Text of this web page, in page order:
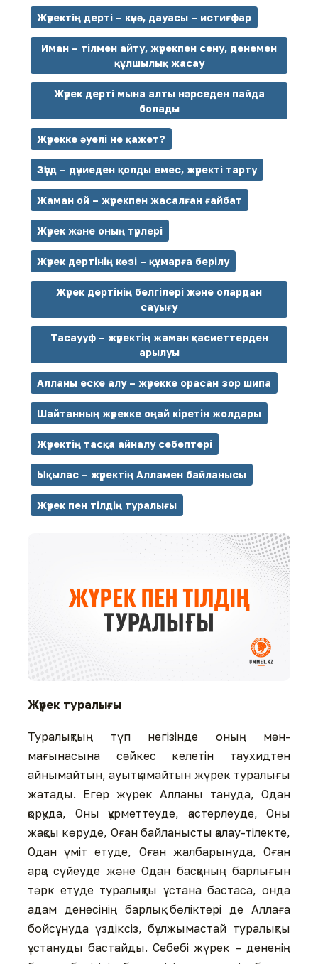
Жүректің дерті – күнә, дауасы – истиғфар
Иман – тілмен айту, жүрекпен сену, денемен
құлшылық жасау
Жүрек дерті мына алты нәрседен пайда
болады
Жүрекке әуелі не қажет?
Зүһд – дүниеден қолды емес, жүректі тарту
Жаман ой – жүрекпен жасалған ғайбат
Жүрек және оның түрлері
Жүрек дертінің көзі – құмарға берілу
Жүрек дертінің белгілері және олардан
сауығу
Тасаууф – жүректің жаман қасиеттерден
арылуы
Алланы еске алу – жүрекке орасан зор шипа
Шайтанның жүрекке оңай кіретін жолдары
Жүректің тасқа айналу себептері
Ықылас – жүректің Алламен байланысы
Жүрек пен тілдің туралығы
Жүрек туралығы
Туралықтың түп негізінде оның мән-
мағынасына сәйкес келетін таухидтен
айнымайтын, ауытқымайтын жүрек туралығы
жатады. Егер жүрек Алланы тануда, Одан
қорқуда, Оны құрметтеуде, қастерлеуде, Оны
жақсы көруде, Оған байланысты қалау-тілекте,
Одан үміт етуде, Оған жалбарынуда, Оған
арқа сүйеуде және Одан басқаның барлығын
тәрк етуде туралықты ұстана бастаса, онда
адам денесінің барлық бөліктері де Аллаға
бойсұнуда үздіксіз, бұлжымастай туралықты
ұстануды бастайды. Себебі жүрек – дененің